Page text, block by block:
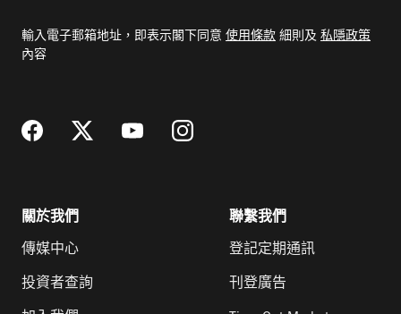
郵
輸入電子郵箱地址，即表示閣下同意 使用條款 細則及 私隱政策
內容
關於我們
傳媒中心
投資者查詢
聯繫我們
登記定期通訊
刊登廣告